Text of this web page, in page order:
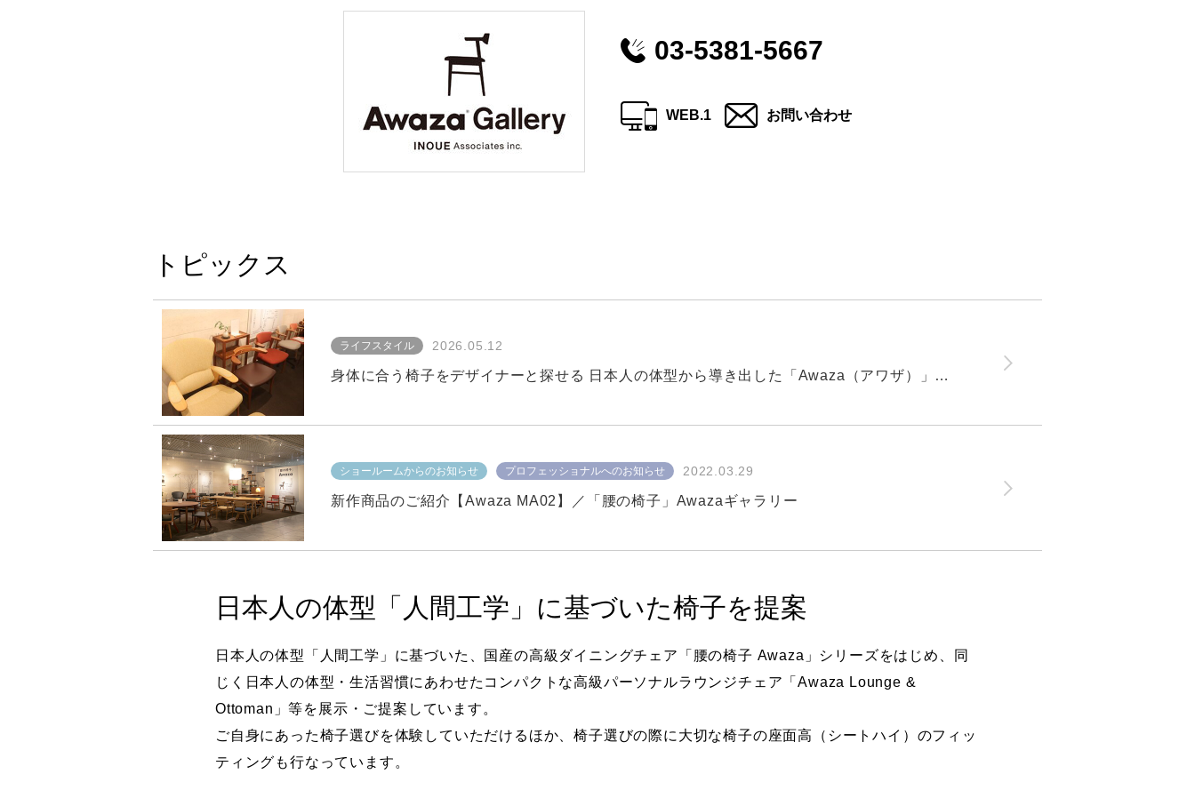
03-5381-5667
WEB.1 お問い合わせ
トピックス
ライフスタイル 2026.05.12
身体に合う椅子をデザイナーと探せる 日本人の体型から導き出した「Awaza（アワザ）」の椅子
ショールームからのお知らせ プロフェッショナルへのお知らせ 2022.03.29
新作商品のご紹介【Awaza MA02】／「腰の椅子」Awazaギャラリー
日本人の体型「人間工学」に基づいた椅子を提案
日本人の体型「人間工学」に基づいた、国産の高級ダイニングチェア「腰の椅子 Awaza」シリーズをはじめ、同
じく日本人の体型・生活習慣にあわせたコンパクトな高級パーソナルラウンジチェア「Awaza Lounge &
Ottoman」等を展示・ご提案しています。
ご自身にあった椅子選びを体験していただけるほか、椅子選びの際に大切な椅子の座面高（シートハイ）のフィッ
ティングも行なっています。